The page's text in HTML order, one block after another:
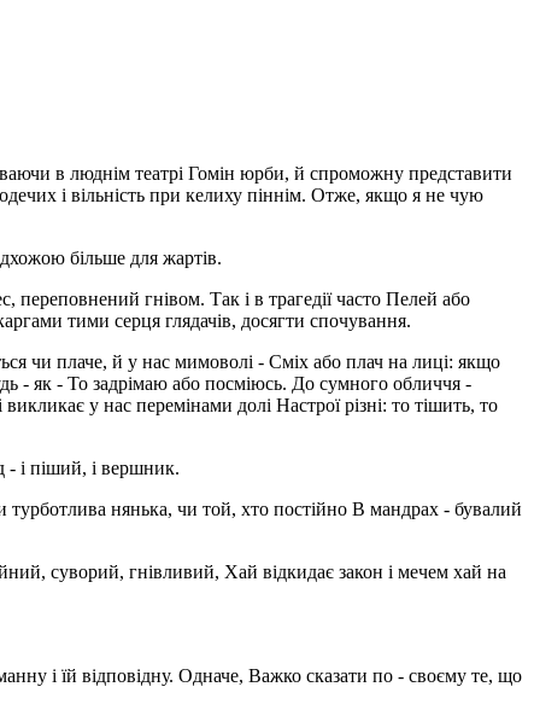
в люднім театрі Гомін юрби, й спроможну представити
і вільність при келиху піннім. Отже, якщо я не чую
більше для жартів.
гнівом. Так і в трагедії часто Пелей або
тими серця глядачів, досягти спочування.
чи плаче, й у нас мимоволі - Сміх або плач на лиці: якщо
- як - То задрімаю або посміюсь. До сумного обличчя -
у нас перемінами долі Настрої різні: то тішить, то
- і піший, і вершник.
нянька, чи той, хто постійно В мандрах - бувалий
суворий, гнівливий, Хай відкидає закон і мечем хай на
і їй відповідну. Одначе, Важко сказати по - своєму те, що